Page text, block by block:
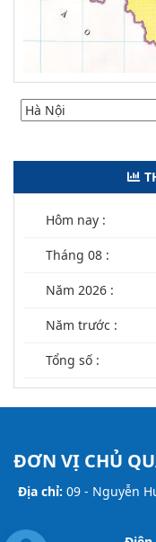
Hôm nay :
Tháng 08 :
Năm 2026 :
Năm trước :
Tổng số :
ĐƠN VỊ CHỦ
Địa chỉ: 09 - Nguyễn